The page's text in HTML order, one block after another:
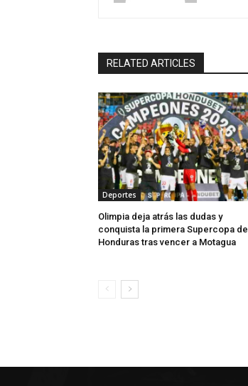
RELATED ARTICLES
Deportes
Olimpia deja atrás las dudas y
conquista la primera Supercopa de
Honduras tras vencer a Motagua